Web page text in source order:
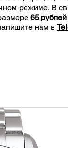
режиме. В
65
нам в